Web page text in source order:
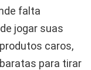
falta
jogar suas
caros,
para tirar